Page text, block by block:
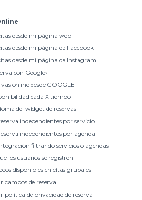
desde mi página web
desde mi página de Facebook
desde mi página de Instagram
con Google»
online desde GOOGLE
cada X tiempo
del widget de reservas
independientes por servicio
independientes por agenda
filtrando servicios o agendas
los usuarios se registren
disponibles en citas grupales
campos de reserva
política de privacidad de reserva